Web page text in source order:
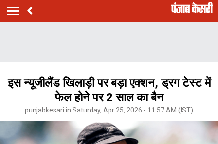
इस न्यूजीलैंड खिलाड़ी पर बड़ा एक्शन, ड्रग टेस्ट में
फेल होने पर 2 साल का बैन
punjabkesari.in Saturday, Apr 25, 2026 - 11:57 AM (IST)